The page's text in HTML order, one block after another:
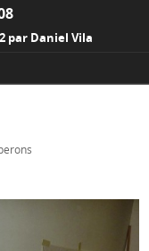
par Daniel Vila